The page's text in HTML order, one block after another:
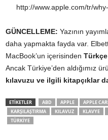
http://www.apple.com/tr/
GÜNCELLEME: Yazının
daha yapmakta fayda var.
MacBook’un içerisinden
Ancak Türkiye’den aldığımız
kılavuzu ve ilgili kitapçıklar
ETİKETLER ABD APPLE APPLE
KARŞILAŞTIRMA
KILAVUZ KLAVYE
TÜRKIYE